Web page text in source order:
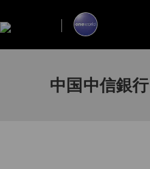
中国中信銀行